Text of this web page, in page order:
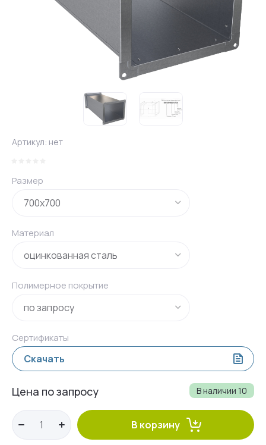
Артикул: нет
Размер
Материал
Полимерное покрытие
Сертификаты
Скачать
В наличии 10
Цена по запросу
В корзину